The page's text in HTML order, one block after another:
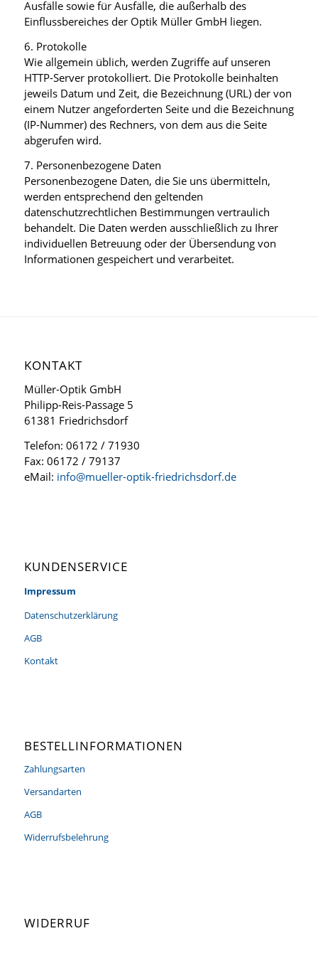
Ausfälle sowie für Ausfälle, die außerhalb des
Einflussbereiches der Optik Müller GmbH liegen.
6. Protokolle
Wie allgemein üblich, werden Zugriffe auf unseren
HTTP-Server protokolliert. Die Protokolle beinhalten
jeweils Datum und Zeit, die Bezeichnung (URL) der von
einem Nutzer angeforderten Seite und die Bezeichnung
(IP-Nummer) des Rechners, von dem aus die Seite
abgerufen wird.
7. Personenbezogene Daten
Personenbezogene Daten, die Sie uns übermitteln,
werden entsprechend den geltenden
datenschutzrechtlichen Bestimmungen vertraulich
behandelt. Die Daten werden ausschließlich zu Ihrer
individuellen Betreuung oder der Übersendung von
Informationen gespeichert und verarbeitet.
KONTAKT
Müller-Optik GmbH
Philipp-Reis-Passage 5
61381 Friedrichsdorf
Telefon: 06172 / 71930
Fax: 06172 / 79137
eMail: info@mueller-optik-friedrichsdorf.de
KUNDENSERVICE
Impressum
Datenschutzerklärung
AGB
Kontakt
BESTELLINFORMATIONEN
Zahlungsarten
Versandarten
AGB
Widerrufsbelehrung
WIDERRUF